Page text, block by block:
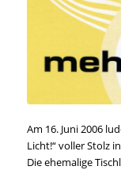
Am 16. Juni 2006
Licht!“ voller Stolz
Die ehemalige